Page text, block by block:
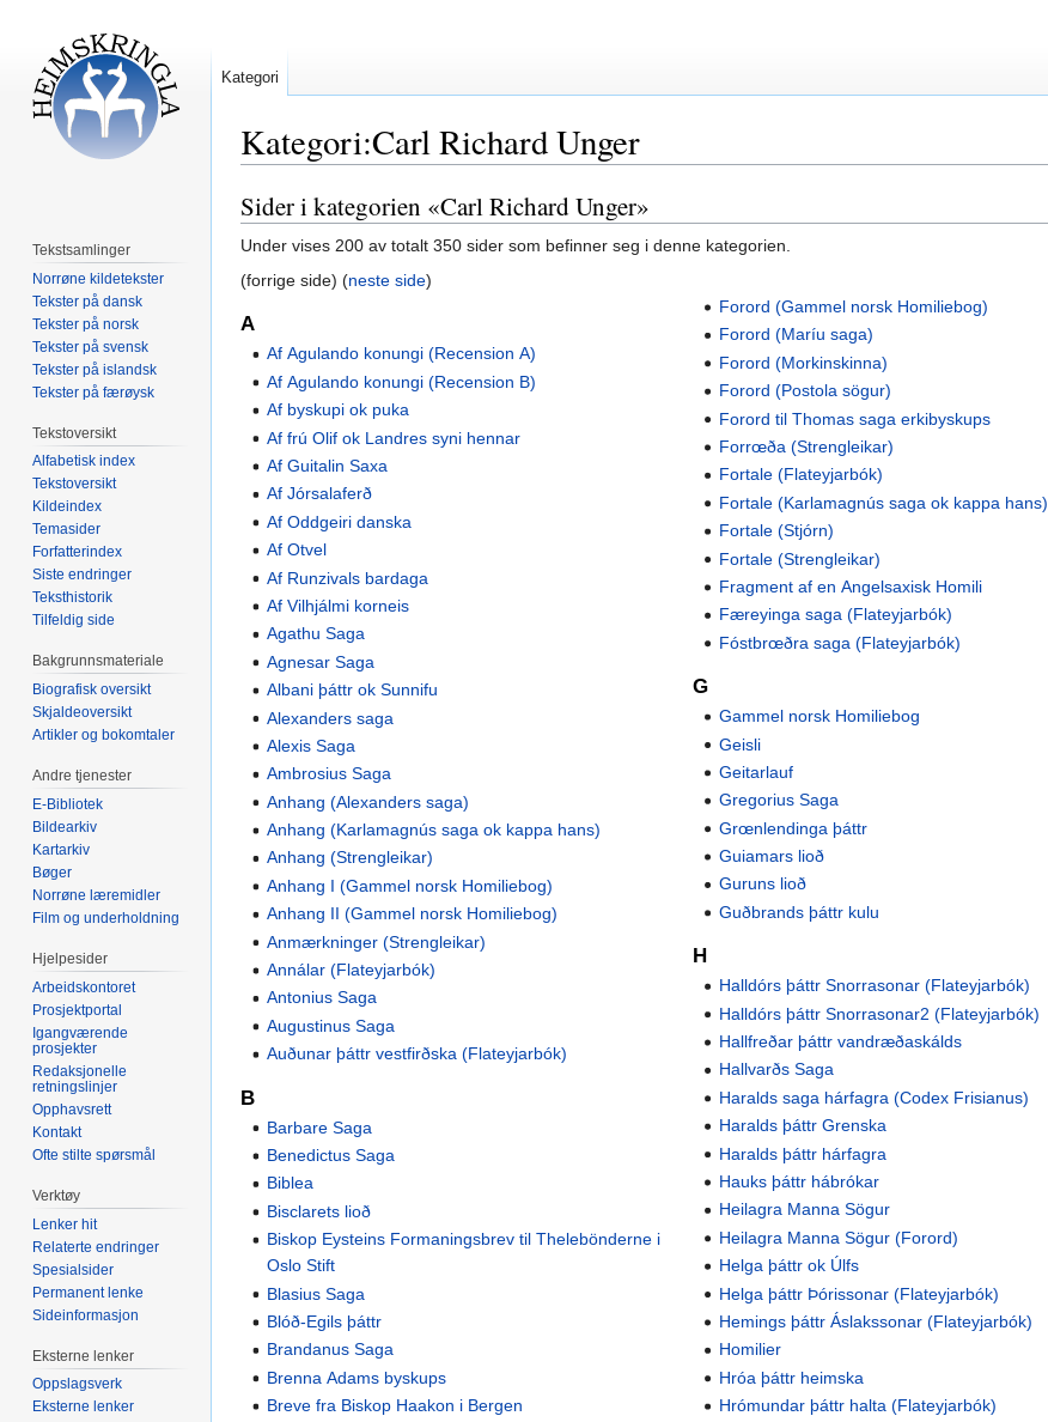
Kategori:Carl Richard Unger
Hopp
til
navigering
Hopp
til
søk
Sider i kategorien «Carl Richard Unger»
Under vises 200 av totalt 350 sider som befinner seg i denne kategorien.
(forrige side) (neste side)
A
Af Agulando konungi (Recension A)
Af Agulando konungi (Recension B)
Af byskupi ok puka
Af frú Olif ok Landres syni hennar
Af Guitalin Saxa
Af Jórsalaferð
Af Oddgeiri danska
Af Otvel
Af Runzivals bardaga
Af Vilhjálmi korneis
Agathu Saga
Agnesar Saga
Albani þáttr ok Sunnifu
Alexanders saga
Alexis Saga
Ambrosius Saga
Anhang (Alexanders saga)
Anhang (Karlamagnús saga ok kappa hans)
Anhang (Strengleikar)
Anhang I (Gammel norsk Homiliebog)
Anhang II (Gammel norsk Homiliebog)
Anmærkninger (Strengleikar)
Annálar (Flateyjarbók)
Antonius Saga
Augustinus Saga
Auðunar þáttr vestfirðska (Flateyjarbók)
B
Barbare Saga
Benedictus Saga
Biblea
Bisclarets lioð
Biskop Eysteins Formaningsbrev til Thelebönderne i
Oslo Stift
Blasius Saga
Blóð-Egils þáttr
Brandanus Saga
Brenna Adams byskups
Breve fra Biskop Haakon i Bergen
Forord (Gammel norsk Homiliebog)
Forord (Maríu saga)
Forord (Morkinskinna)
Forord (Postola sögur)
Forord til Thomas saga erkibyskups
Forrœða (Strengleikar)
Fortale (Flateyjarbók)
Fortale (Karlamagnús saga ok kappa hans)
Fortale (Stjórn)
Fortale (Strengleikar)
Fragment af en Angelsaxisk Homili
Færeyinga saga (Flateyjarbók)
Fóstbrœðra saga (Flateyjarbók)
G
Gammel norsk Homiliebog
Geisli
Geitarlauf
Gregorius Saga
Grœnlendinga þáttr
Guiamars lioð
Guruns lioð
Guðbrands þáttr kulu
H
Halldórs þáttr Snorrasonar (Flateyjarbók)
Halldórs þáttr Snorrasonar2 (Flateyjarbók)
Hallfreðar þáttr vandræðaskálds
Hallvarðs Saga
Haralds saga hárfagra (Codex Frisianus)
Haralds þáttr Grenska
Haralds þáttr hárfagra
Hauks þáttr hábrókar
Heilagra Manna Sögur
Heilagra Manna Sögur (Forord)
Helga þáttr ok Úlfs
Helga þáttr Þórissonar (Flateyjarbók)
Hemings þáttr Áslakssonar (Flateyjarbók)
Homilier
Hróa þáttr heimska
Hrómundar þáttr halta (Flateyjarbók)
Kategori
Tekstsamlinger
Norrøne kildetekster
Tekster på dansk
Tekster på norsk
Tekster på svensk
Tekster på islandsk
Tekster på færøysk
Tekstoversikt
Alfabetisk index
Tekstoversikt
Kildeindex
Temasider
Forfatterindex
Siste endringer
Teksthistorik
Tilfeldig side
Bakgrunnsmateriale
Biografisk oversikt
Skjaldeoversikt
Artikler og bokomtaler
Andre tjenester
E-Bibliotek
Bildearkiv
Kartarkiv
Bøger
Norrøne læremidler
Film og underholdning
Hjelpesider
Arbeidskontoret
Prosjektportal
Igangværende
prosjekter
Redaksjonelle
retningslinjer
Opphavsrett
Kontakt
Ofte stilte spørsmål
Verktøy
Lenker hit
Relaterte endringer
Spesialsider
Permanent lenke
Sideinformasjon
Eksterne lenker
Oppslagsverk
Eksterne lenker